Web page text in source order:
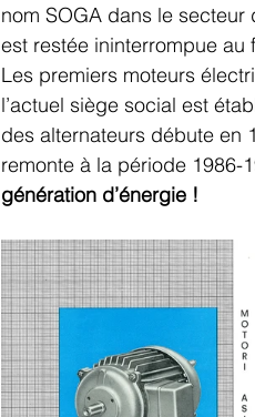
nom SOGA dans le secteur
est restée ininterrompue au
Les premiers moteurs
l’actuel siège social est
des alternateurs débute en
remonte à la période 1986-
génération d’énergie !